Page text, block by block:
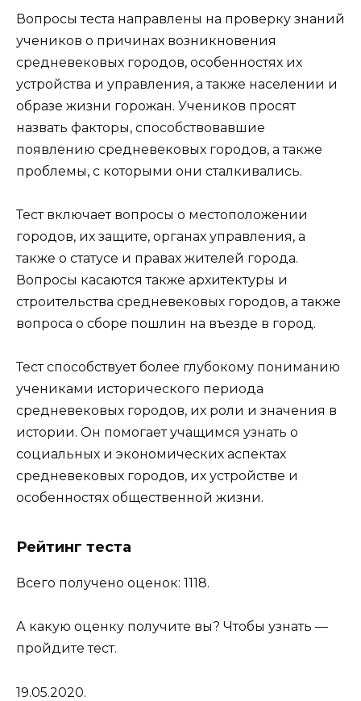
Вопросы теста направлены на проверку знаний
учеников о причинах возникновения
средневековых городов, особенностях их
устройства и управления, а также населении и
образе жизни горожан. Учеников просят
назвать факторы, способствовавшие
появлению средневековых городов, а также
проблемы, с которыми они сталкивались.
Тест включает вопросы о местоположении
городов, их защите, органах управления, а
также о статусе и правах жителей города.
Вопросы касаются также архитектуры и
строительства средневековых городов, а также
вопроса о сборе пошлин на въезде в город.
Тест способствует более глубокому пониманию
учениками исторического периода
средневековых городов, их роли и значения в
истории. Он помогает учащимся узнать о
социальных и экономических аспектах
средневековых городов, их устройстве и
особенностях общественной жизни.
Рейтинг теста
Всего получено оценок: 1118.
А какую оценку получите вы? Чтобы узнать —
пройдите тест.
19.05.2020.